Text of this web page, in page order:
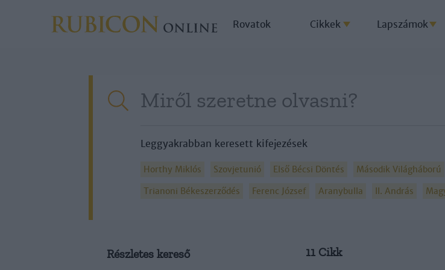
Rovatok Cikkek Lapszámok
Leggyakrabban keresett kifejezések
Horthy Miklós Szovjetunió Első Bécsi Döntés Második Világháború
Trianoni Békeszerződés
Ferenc József Aranybulla II. András
Részletes kereső 11 Cikk